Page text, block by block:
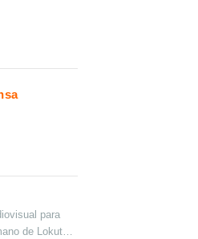
para
de Lokutor